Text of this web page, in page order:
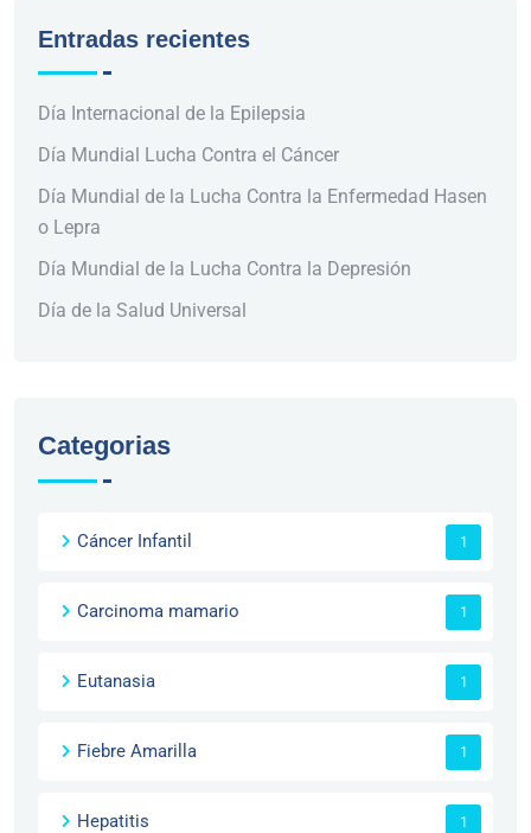
Entradas recientes
Día Internacional de la Epilepsia
Día Mundial Lucha Contra el Cáncer
Día Mundial de la Lucha Contra la Enfermedad Hasen
o Lepra
Día Mundial de la Lucha Contra la Depresión
Día de la Salud Universal
Categorias
Cáncer Infantil 1
Carcinoma mamario 1
Eutanasia 1
Fiebre Amarilla 1
Hepatitis 1